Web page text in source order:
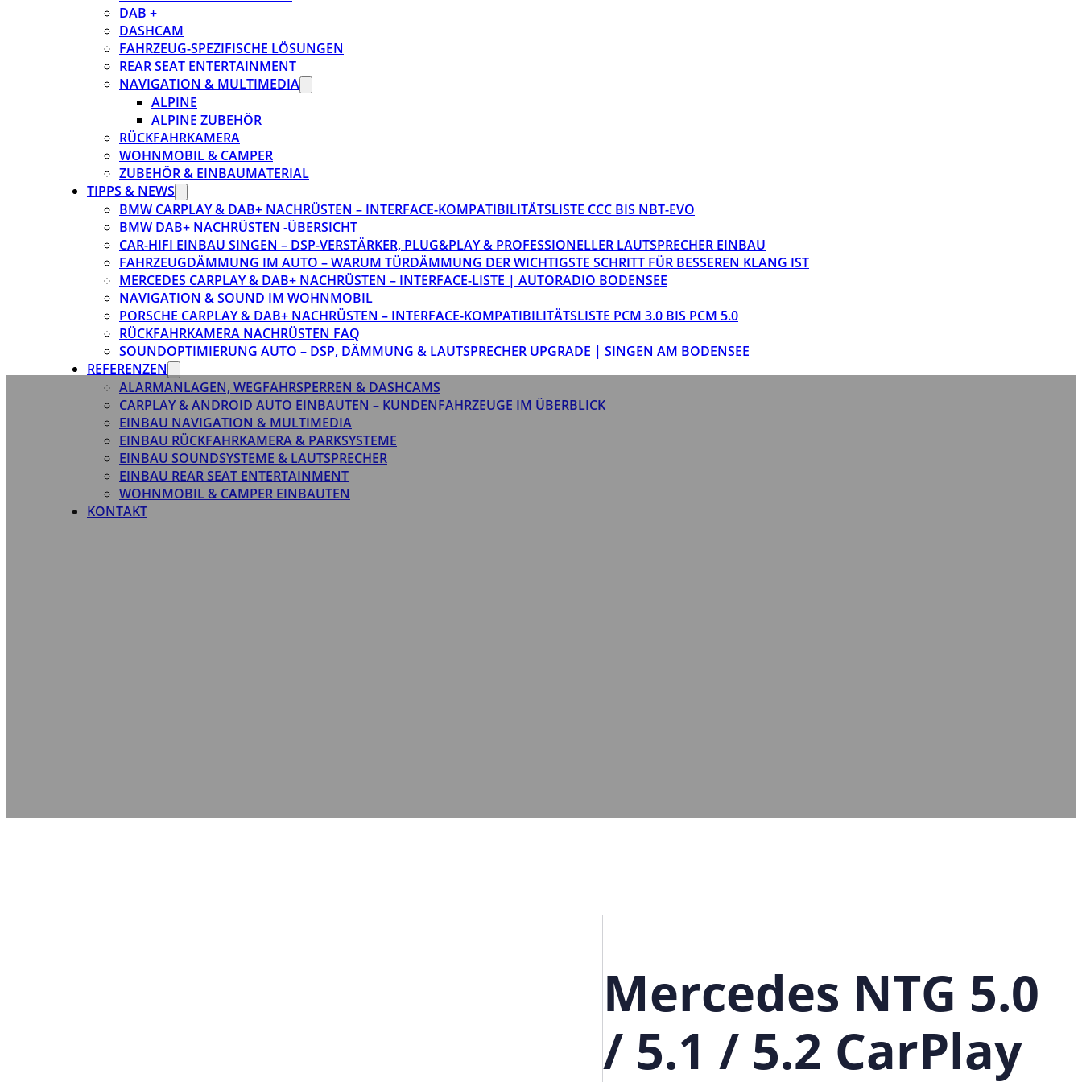
DAB +
DASHCAM
FAHRZEUG-SPEZIFISCHE LÖSUNGEN
REAR SEAT ENTERTAINMENT
NAVIGATION & MULTIMEDIA
ALPINE
ALPINE ZUBEHÖR
RÜCKFAHRKAMERA
WOHNMOBIL & CAMPER
ZUBEHÖR & EINBAUMATERIAL
TIPPS & NEWS
BMW CARPLAY & DAB+ NACHRÜSTEN – INTERFACE-KOMPATIBILITÄTSLISTE CCC BIS NBT-EVO
BMW DAB+ NACHRÜSTEN -ÜBERSICHT
CAR-HIFI EINBAU SINGEN – DSP-VERSTÄRKER, PLUG&PLAY & PROFESSIONELLER LAUTSPRECHER EINBAU
FAHRZEUGDÄMMUNG IM AUTO – WARUM TÜRDÄMMUNG DER WICHTIGSTE SCHRITT FÜR BESSEREN KLANG IST
MERCEDES CARPLAY & DAB+ NACHRÜSTEN – INTERFACE-LISTE | AUTORADIO BODENSEE
NAVIGATION & SOUND IM WOHNMOBIL
PORSCHE CARPLAY & DAB+ NACHRÜSTEN – INTERFACE-KOMPATIBILITÄTSLISTE PCM 3.0 BIS PCM 5.0
RÜCKFAHRKAMERA NACHRÜSTEN FAQ
SOUNDOPTIMIERUNG AUTO – DSP, DÄMMUNG & LAUTSPRECHER UPGRADE | SINGEN AM BODENSEE
REFERENZEN
ALARMANLAGEN, WEGFAHRSPERREN & DASHCAMS
CARPLAY & ANDROID AUTO EINBAUTEN – KUNDENFAHRZEUGE IM ÜBERBLICK
EINBAU NAVIGATION & MULTIMEDIA
EINBAU RÜCKFAHRKAMERA & PARKSYSTEME
EINBAU SOUNDSYSTEME & LAUTSPRECHER
EINBAU REAR SEAT ENTERTAINMENT
WOHNMOBIL & CAMPER EINBAUTEN
KONTAKT
Mercedes NTG 5.0
/ 5.1 / 5.2 CarPlay